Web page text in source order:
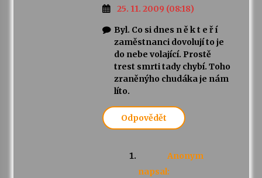
25. 11. 2009 (08:18)
Byl. Co si dnes n ě k t e ř í
zaměstnanci dovolují to je
do nebe volající. Prostě
trest smrti tady chybí. Toho
zraněnýho chudáka je nám
líto.
Odpovědět
Anonym
napsal: